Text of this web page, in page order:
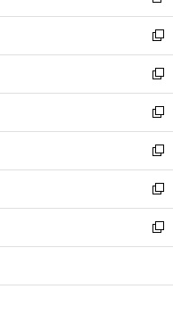
ウ
で
開
く
ン
ド
ウ
で
開
く
ウ
ィ
ン
ド
ウ
で
開
く
し
い
ウ
ィ
ン
ド
ウ
で
開
く
新
し
い
ウ
ィ
ン
ド
ウ
で
開
く
新
し
い
ウ
ィ
ン
ド
ウ
で
開
新
し
い
ウ
ィ
ン
ド
ウ
開
新
し
い
ウ
ィ
ン
ウ
新
し
い
ウ
ン
新
し
ウ